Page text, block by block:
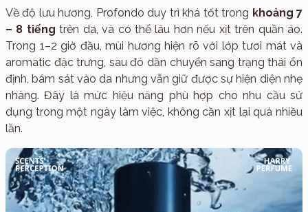
Về độ lưu hương, Profondo duy trì khá tốt trong khoảng 7
– 8 tiếngtrên da, và có thể lâu hơn nếu xịt trên quần áo.
Trong 1–2 giờ đầu, mùi hương hiện rõ với lớp tươi mát và
aromatic đặc trưng, sau đó dần chuyển sang trạng thái ổn
định, bám sát vào da nhưng vẫn giữ được sự hiện diện nhẹ
nhàng. Đây là mức hiệu năng phù hợp cho nhu cầu sử
dụng trong một ngày làm việc, không cần xịt lại quá nhiều
lần.